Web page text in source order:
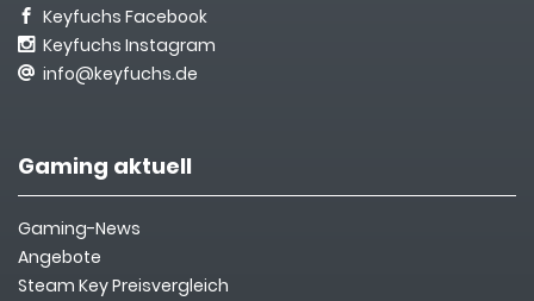
Keyfuchs Facebook
Keyfuchs Instagram
info@keyfuchs.de
Gaming aktuell
Gaming-News
Angebote
Steam Key Preisvergleich